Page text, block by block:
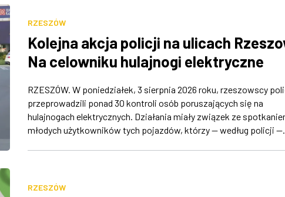
RZESZÓW
Kolejna akcja policji na ulicach
Na celowniku hulajnogi elektryczne
RZESZÓW. W poniedziałek, 3 sierpnia 2026 roku, rzeszowscy
przeprowadzili ponad 30 kontroli osób poruszających się na
hulajnogach elektrycznych. Działania miały związek ze
młodych użytkowników tych pojazdów, którzy — według policji
RZESZÓW